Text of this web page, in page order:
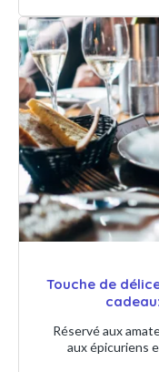
Touche de
Réservé aux
aux épicuriens